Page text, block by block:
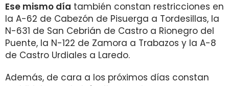
Ese mismo día también constan restricciones en
la A-62 de Cabezón de Pisuerga a Tordesillas, la
N-631 de San Cebrián de Castro a Rionegro del
Puente, la N-122 de Zamora a Trabazos y la A-8
de Castro Urdiales a Laredo.
Además, de cara a los próximos días constan